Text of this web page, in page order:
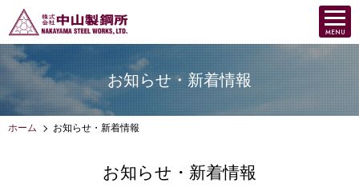
お知らせ・新着情報
ホーム お知らせ・新着情報
お知らせ・新着情報